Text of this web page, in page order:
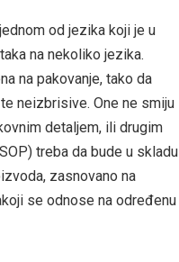
od jezika koji je u
na nekoliko jezika.
na pakovanje, tako da
neizbrisive. One ne smiju
detaljem, ili drugim
treba da bude u skladu
zasnovano na
se odnose na određenu